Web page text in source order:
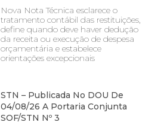
Nova Nota Técnica esclarece o
tratamento contábil das restituições,
define quando deve haver dedução
da receita ou execução de despesa
orçamentária e estabelece
orientações excepcionais
STN – Publicada No DOU De
04/08/26 A Portaria Conjunta
SOF/STN Nº 3